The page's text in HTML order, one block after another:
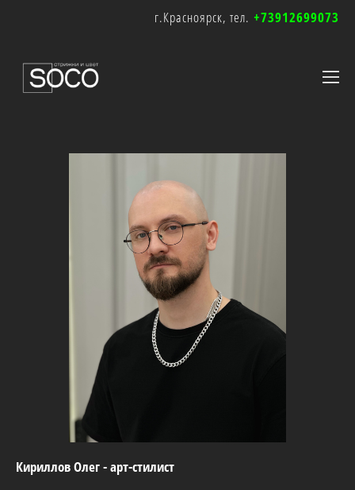
г.Красноярск, тел. +73912699073
Кириллов Олег - арт-стилист